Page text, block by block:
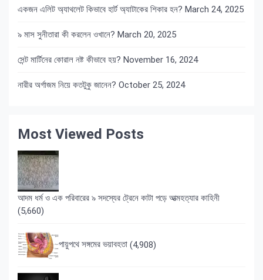
একজন এলিট অ্যাথলেট কিভাবে হার্ট অ্যাটাকের শিকার হন? March 24, 2025
৯ মাস সুনীতারা কী করলেন ওখানে? March 20, 2025
সেন্ট মার্টিনের কোরাল নষ্ট কীভাবে হয়? November 16, 2024
নারীর অর্গাজম নিয়ে কতটুকু জানেন? October 25, 2024
Most Viewed Posts
আদম ধর্ম ও এক পরিবারের ৯ সদস্যের ট্রেনে কাটা পড়ে আত্মহত্যার কাহিনী
(5,660)
পায়ুপথে সঙ্গমের ভয়াবহতা (4,908)